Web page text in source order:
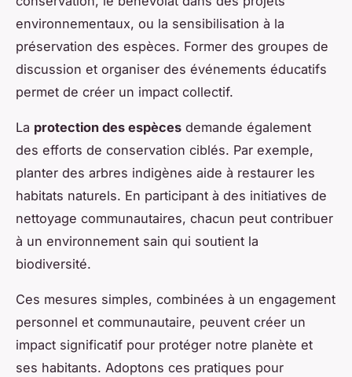
environnementaux, ou la sensibilisation à la
préservation des espèces. Former des groupes de
discussion et organiser des événements éducatifs
permet de créer un impact collectif.
La protection des espèces demande également
des efforts de conservation ciblés. Par exemple,
planter des arbres indigènes aide à restaurer les
habitats naturels. En participant à des initiatives de
nettoyage communautaires, chacun peut contribuer
à un environnement sain qui soutient la
biodiversité.
Ces mesures simples, combinées à un engagement
personnel et communautaire, peuvent créer un
impact significatif pour protéger notre planète et
ses habitants. Adoptons ces pratiques pour